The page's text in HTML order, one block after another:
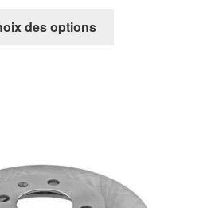
à
des options
être
choisies